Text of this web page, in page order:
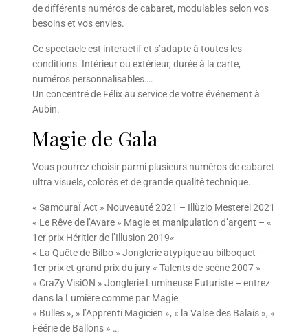
de différents numéros de cabaret, modulables selon vos
besoins et vos envies.
Ce spectacle est interactif et s’adapte à toutes les
conditions. Intérieur ou extérieur, durée à la carte,
numéros personnalisables….
Un concentré de Félix au service de votre événement à
Aubin.
Magie de Gala
Vous pourrez choisir parmi plusieurs numéros de cabaret
ultra visuels, colorés et de grande qualité technique.
« SamouraÏ Act » Nouveauté 2021 – Illùzio Mesterei 2021
« Le Rêve de l’Avare » Magie et manipulation d’argent – «
1er prix Héritier de l’Illusion 2019«
« La Quête de Bilbo » Jonglerie atypique au bilboquet –
1er prix et grand prix du jury « Talents de scène 2007 »
« CraZy VisiON » Jonglerie Lumineuse Futuriste – entrez
dans la Lumière comme par Magie
« Bulles », » l’Apprenti Magicien », « la Valse des Balais », «
Féérie de Ballons » …